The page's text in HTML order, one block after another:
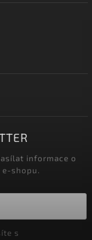
informace o
e-shopu.